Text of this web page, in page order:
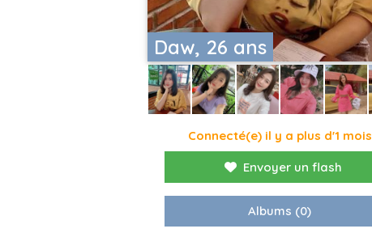
Daw, 26 ans
Connecté(e) il y a plus d'1 mois
Envoyer un flash
Albums (0)